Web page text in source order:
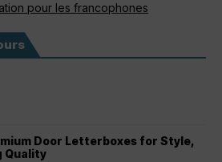
pour les francophones
Door Letterboxes for Style,
Quality